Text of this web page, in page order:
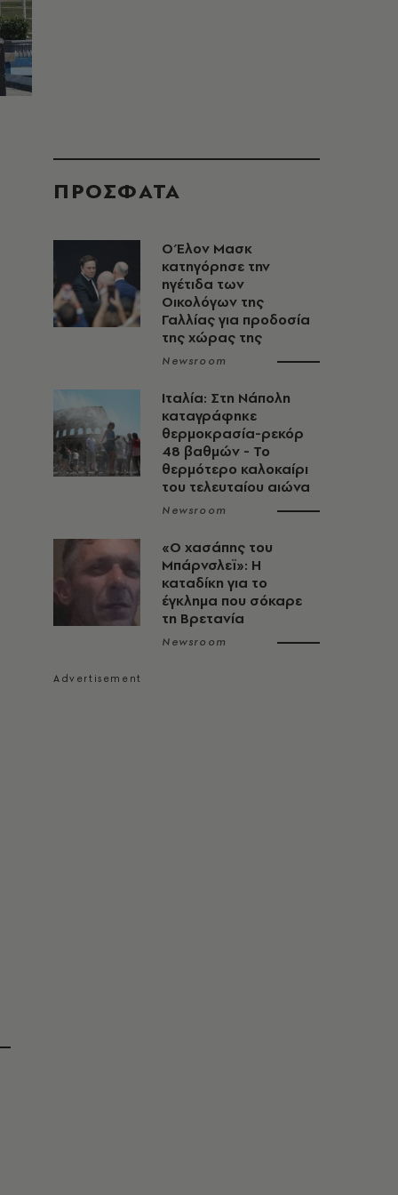
ΠΡΟΣΦΑΤΑ
Ο Έλον Μασκ
κατηγόρησε την
ηγέτιδα των
Οικολόγων της
Γαλλίας για προδοσία
της χώρας της
Newsroom
Ιταλία: Στη Νάπολη
καταγράφηκε
θερμοκρασία-ρεκόρ
48 βαθμών - To
θερμότερο καλοκαίρι
του τελευταίου αιώνα
Newsroom
«Ο χασάπης του
Μπάρνσλεϊ»: Η
καταδίκη για το
έγκλημα που σόκαρε
τη Βρετανία
Newsroom